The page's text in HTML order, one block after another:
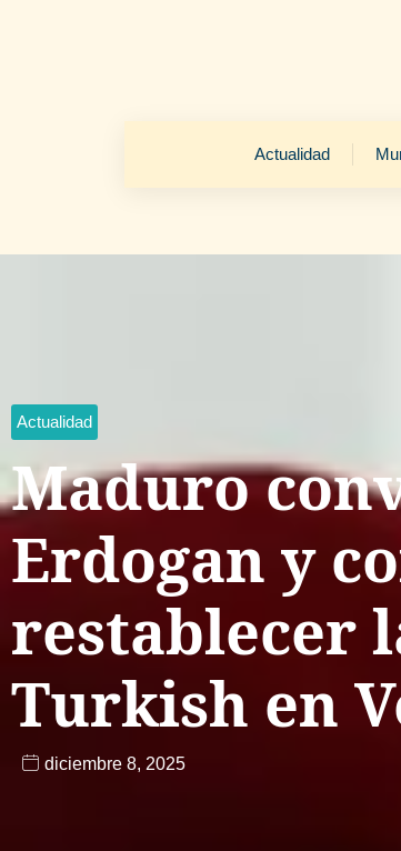
Actualidad
Actualidad
Maduro
Erdogan y
restablecer
Turkish en
diciembre 8, 2025